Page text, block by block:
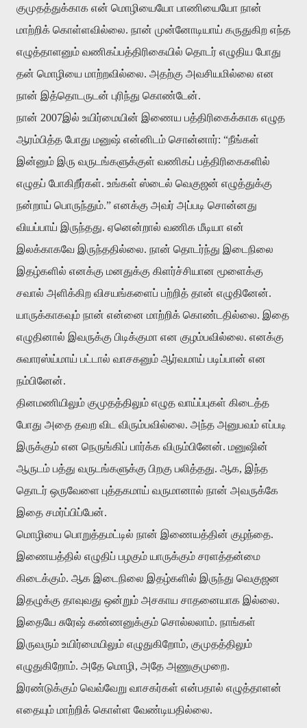
குமுதத்துக்காக என் மொழியையோ பாணியையோ நான்
மாற்றிக் கொள்ளவில்லை. நான் முன்னோடியாய் கருதுகிற எந்த
எழுத்தாளனும் வணிகப்பத்திரிகையில் தொடர் எழுதிய போது
தன் மொழியை மாற்றவில்லை. அதற்கு அவசியமில்லை என
நான் இத்தொடருடன் புரிந்து கொண்டேன்.
நான் 2007இல் உயிர்மையின் இணைய பத்திரிகைக்காக எழுத
ஆரம்பித்த போது மனுஷ் என்னிடம் சொன்னார்: “நீங்கள்
இன்னும் இரு வருடங்களுக்குள் வணிகப் பத்திரிகைகளில்
எழுதப் போகிறீர்கள். உங்கள் ஸ்டைல் வெகுஜன் எழுத்துக்கு
நன்றாய் பொருந்தும்.” எனக்கு அவர் அப்படி சொன்னது
வியப்பாய் இருந்தது. ஏனென்றால் வணிக மீடியா என்
இலக்காகவே இருந்ததில்லை. நான் தொடர்ந்து இடைநிலை
இதழ்களில் எனக்கு மனதுக்கு கிளர்ச்சியான மூளைக்கு
சவால் அளிக்கிற விசயங்களைப் பற்றித் தான் எழுதினேன்.
யாருக்காகவும் நான் என்னை மாற்றிக் கொண்டதில்லை. இதை
எழுதினால் இவருக்கு பிடிக்குமா என குழம்பவில்லை. எனக்கு
சுவாரஸ்ய்மாய் பட்டால் வாசகனும் ஆர்வமாய் படிப்பான் என
நம்பினேன்.
தினமணியிலும் குமுதத்திலும் எழுத வாய்ப்புகள் கிடைத்த
போது அதை தவற விட விரும்பவில்லை. அந்த அனுபவம் எப்படி
இருக்கும் என நெருங்கிப் பார்க்க விரும்பினேன். மனுஷின்
ஆருடம் பத்து வருடங்களுக்கு பிறகு பலித்தது. ஆக, இந்த
தொடர் ஒருவேளை புத்தகமாய் வருமானால் நான் அவருக்கே
இதை சமர்ப்பிப்பேன்.
மொழியை பொறுத்தமட்டில் நான் இணையத்தின் குழந்தை.
இணையத்தில் எழுதிப் பழகும் யாருக்கும் சரளத்தன்மை
கிடைக்கும். ஆக இடைநிலை இதழ்களில் இருந்து வெகுஜன
இதழுக்கு தாவுவது ஒன்றும் அசகாய சாதனையாக இல்லை.
இதையே சுரேஷ் கண்ணனுக்கும் சொல்லலாம். நாங்கள்
இருவரும் உயிர்மையிலும் எழுதுகிறோம், குமுதத்திலும்
எழுதுகிறோம். அதே மொழி, அதே அணுகுமுறை.
இரண்டுக்கும் வெவ்வேறு வாசகர்கள் என்பதால் எழுத்தாளன்
எதையும் மாற்றிக் கொள்ள வேண்டியதில்லை.